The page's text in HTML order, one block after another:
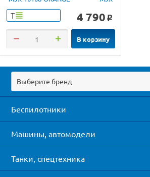
Т 4 790 o
В корзину
Выберите бренд
Беспилотники
Машины, автомодели
Танки, спецтехника